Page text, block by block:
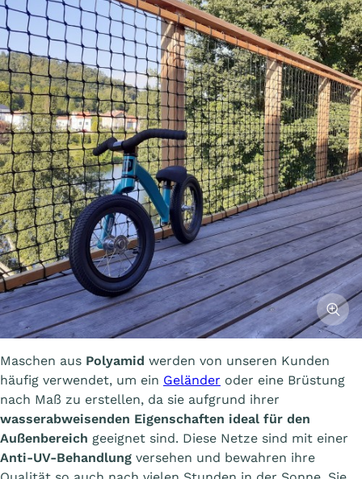
Maschen aus Polyamid werden von unseren Kunden
häufig verwendet, um ein Geländer oder eine Brüstung
nach Maß zu erstellen, da sie aufgrund ihrer
wasserabweisenden Eigenschaften ideal für den
Außenbereich geeignet sind. Diese Netze sind mit einer
Anti-UV-Behandlung versehen und bewahren ihre